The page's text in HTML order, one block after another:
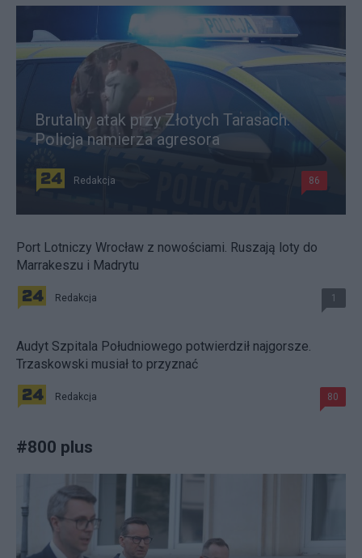
Brutalny atak przy Złotych Tarasach.
Policja namierza agresora
Redakcja 86
Port Lotniczy Wrocław z nowościami. Ruszają loty do
Marrakeszu i Madrytu
Redakcja 1
Audyt Szpitala Południowego potwierdził najgorsze.
Trzaskowski musiał to przyznać
Redakcja 80
#800 plus